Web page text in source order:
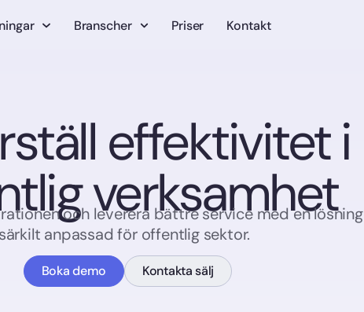
Branscher Priser Kontakt
effektivitet i
verksamhet
och leverera bättre service med en lösning
särkilt anpassad för offentlig sektor.
Boka demo Kontakta sälj